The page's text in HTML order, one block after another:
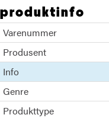
produktinfo
Varenummer
Produsent
Info
Genre
Produkttype